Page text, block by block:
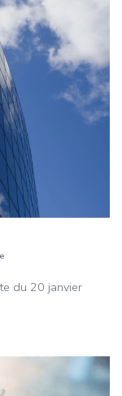
du 20 janvier